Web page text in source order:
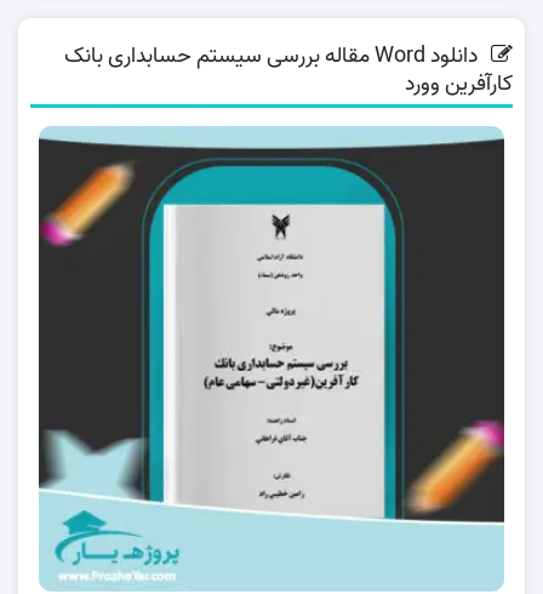
دانلود Word مقاله بررسی سيستم حسابداری بانک
كارآفرين وورد